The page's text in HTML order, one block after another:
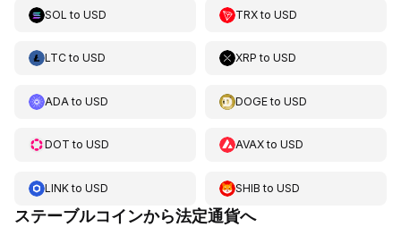
SOL to USD TRXtoUSD
LTCto USD XRP toUSD
ADA to USD DOGEtoUSD
DOT to USD AVAXtoUSD
LINKto USD SHIB toUSD
ステーブルコインから法定通貨へ